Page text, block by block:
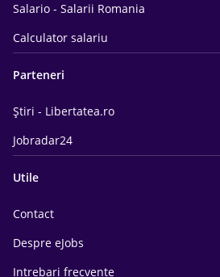
Salario - Salarii Romania
Calculator salariu
Parteneri
Știri - Libertatea.ro
Jobradar24
Utile
Contact
Despre eJobs
Intrebari frecvente